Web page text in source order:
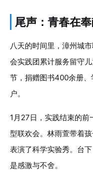
尾声：青春在
八天的时间里，漳州城
会实践团累计服务留守
节，捐赠图书400余册
户。
1月27日，实践结束的
型联欢会。林雨萱带着
表演了科学实验秀。台
是感激与不舍。